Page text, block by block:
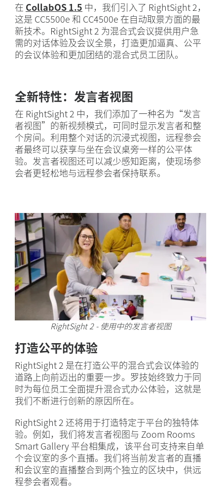
在 CollabOS 1.5 中，我们引入了 RightSight 2，
这是 CC5500e 和 CC4500e 在自动取景方面的最
新技术。RightSight 2 为混合式会议提供用户急
需的对话体验及会议全景，打造更加逼真、公平
的会议体验和更加团结的混合式员工团队。
全新特性：发言者视图
在 RightSight 2 中，我们添加了一种名为“发言
者视图”的新视频模式，可同时显示发言者和整
个房间。利用整个对话的沉浸式视图，远程参会
者最终可以获享与坐在会议桌旁一样的公平体
验。发言者视图还可以减少感知距离，使现场参
会者更轻松地与远程参会者保持联系。
RightSight 2 - 使用中的发言者视图
打造公平的体验
RightSight 2 是在打造公平的混合式会议体验的
道路上向前迈出的重要一步。罗技始终致力于同
时为每位员工全面提升混合式办公体验，这就是
我们不断进行创新的原因所在。
RightSight 2 还将用于打造特定于平台的独特体
验。例如，我们将发言者视图与 Zoom Rooms
Smart Gallery 平台相集成，该平台可支持来自单
个会议室的多个直播。我们将当前发言者的直播
和会议室的直播整合到两个独立的区块中，供远
程参会者观看。